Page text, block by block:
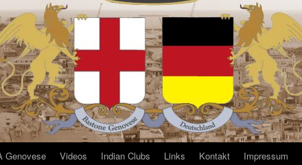
Genovese Videos Indian Clubs Links Kontakt Impressum